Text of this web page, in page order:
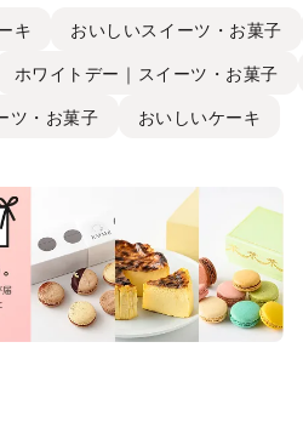
キ おいしいスイーツ・お菓子
ホワイトデー｜スイーツ・お菓子
ツ・お菓子 おいしいケーキ